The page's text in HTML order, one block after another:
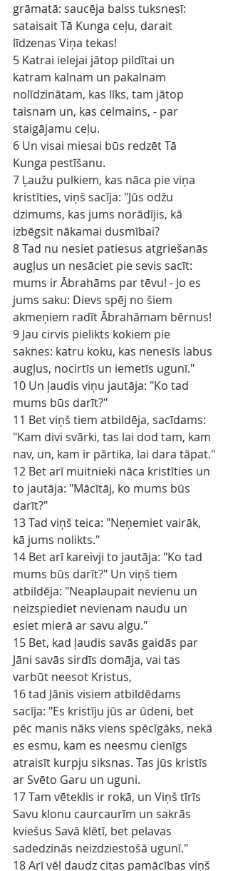
grāmatā: saucēja balss tuksnesī:
sataisait Tā Kunga ceļu, darait
līdzenas Viņa tekas!
5 Katrai ielejai jātop pildītai un
katram kalnam un pakalnam
nolīdzinātam, kas līks, tam jātop
taisnam un, kas celmains, - par
staigājamu ceļu.
6 Un visai miesai būs redzēt Tā
Kunga pestīšanu.
7 Ļaužu pulkiem, kas nāca pie viņa
kristīties, viņš sacīja: "Jūs odžu
dzimums, kas jums norādījis, kā
izbēgsit nākamai dusmībai?
8 Tad nu nesiet patiesus atgriešanās
augļus un nesāciet pie sevis sacīt:
mums ir Ābrahāms par tēvu! - Jo es
jums saku: Dievs spēj no šiem
akmeņiem radīt Ābrahāmam bērnus!
9 Jau cirvis pielikts kokiem pie
saknes: katru koku, kas nenesīs labus
augļus, nocirtīs un iemetīs ugunī."
10 Un ļaudis viņu jautāja: "Ko tad
mums būs darīt?"
11 Bet viņš tiem atbildēja, sacīdams:
"Kam divi svārki, tas lai dod tam, kam
nav, un, kam ir pārtika, lai dara tāpat."
12 Bet arī muitnieki nāca kristīties un
to jautāja: "Mācītāj, ko mums būs
darīt?"
13 Tad viņš teica: "Neņemiet vairāk,
kā jums nolikts."
14 Bet arī kareivji to jautāja: "Ko tad
mums būs darīt?" Un viņš tiem
atbildēja: "Neaplaupait nevienu un
neizspiediet nevienam naudu un
esiet mierā ar savu algu."
15 Bet, kad ļaudis savās gaidās par
Jāni savās sirdīs domāja, vai tas
varbūt neesot Kristus,
16 tad Jānis visiem atbildēdams
sacīja: "Es kristīju jūs ar ūdeni, bet
pēc manis nāks viens spēcīgāks, nekā
es esmu, kam es neesmu cienīgs
atraisīt kurpju siksnas. Tas jūs kristīs
ar Svēto Garu un uguni.
17 Tam vēteklis ir rokā, un Viņš tīrīs
Savu klonu caurcaurīm un sakrās
kviešus Savā klētī, bet pelavas
sadedzinās neizdziestošā ugunī."
18 Arī vēl daudz citas pamācības viņš